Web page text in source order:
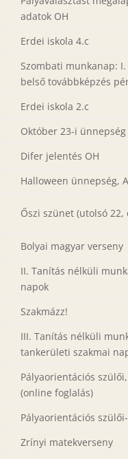
adatok OH
Erdei iskola 4.c
Szombati munkanap:
belső továbbképzés
Erdei iskola 2.c
Október 23-i ünnepség
Difer jelentés OH
Halloween ünnepség,
Őszi szünet (utolsó 22,
Bolyai magyar verseny
II. Tanítás nélküli
napok
Szakmázz!
III. Tanítás nélküli
tankerületi szakmai
Pályaorientációs
(online foglalás)
Pályaorientációs
Zrínyi matekverseny